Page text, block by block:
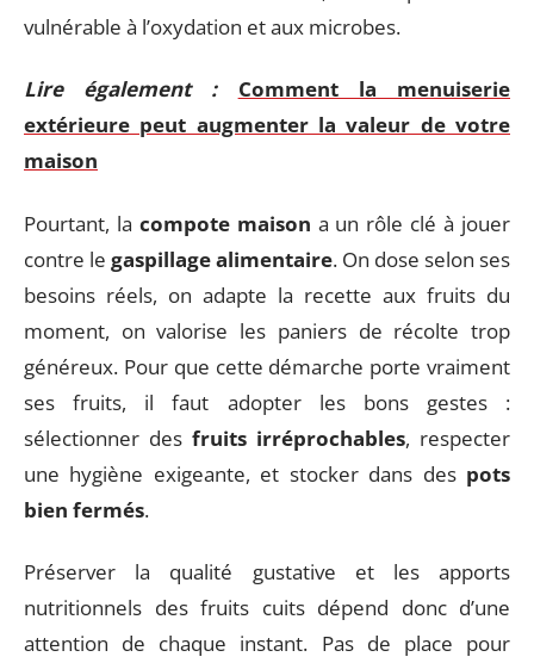
vulnérable à l’oxydation et aux microbes.
Lire également :
Comment la menuiserie
extérieure peut augmenter la valeur de votre
maison
Pourtant, la compote maison a un rôle clé à jouer
contre le gaspillage alimentaire. On dose selon ses
besoins réels, on adapte la recette aux fruits du
moment, on valorise les paniers de récolte trop
généreux. Pour que cette démarche porte vraiment
ses fruits, il faut adopter les bons gestes :
sélectionner des fruits irréprochables, respecter
une hygiène exigeante, et stocker dans des pots
bien fermés.
Préserver la qualité gustative et les apports
nutritionnels des fruits cuits dépend donc d’une
attention de chaque instant. Pas de place pour